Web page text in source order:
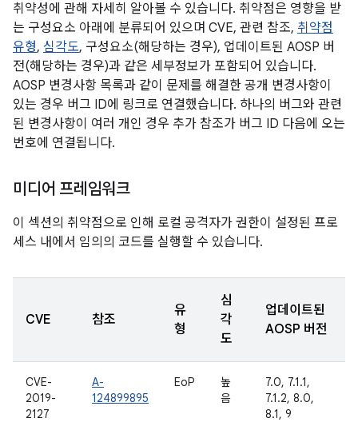
취약성에 관해 자세히 알아볼 수 있습니다. 취약점은 영향을 받
는 구성요소 아래에 분류되어 있으며 CVE, 관련 참조, 취약점
유형, 심각도, 구성요소(해당하는 경우), 업데이트된 AOSP 버
전(해당하는 경우)과 같은 세부정보가 포함되어 있습니다.
AOSP 변경사항 목록과 같이 문제를 해결한 공개 변경사항이
있는 경우 버그 ID에 링크로 연결했습니다. 하나의 버그와 관련
된 변경사항이 여러 개인 경우 추가 참조가 버그 ID 다음에 오는
번호에 연결됩니다.
미디어 프레임워크
이 섹션의 취약점으로 인해 로컬 공격자가 권한이 설정된 프로
세스 내에서 임의의 코드를 실행할 수 있습니다.
CVE 참조
유
형
심
각
도
업데이트된
AOSP 버전
CVE-
2019-
2127
A-
124899895
EoP
높
음
7.0, 7.1.1,
7.1.2, 8.0,
8.1, 9